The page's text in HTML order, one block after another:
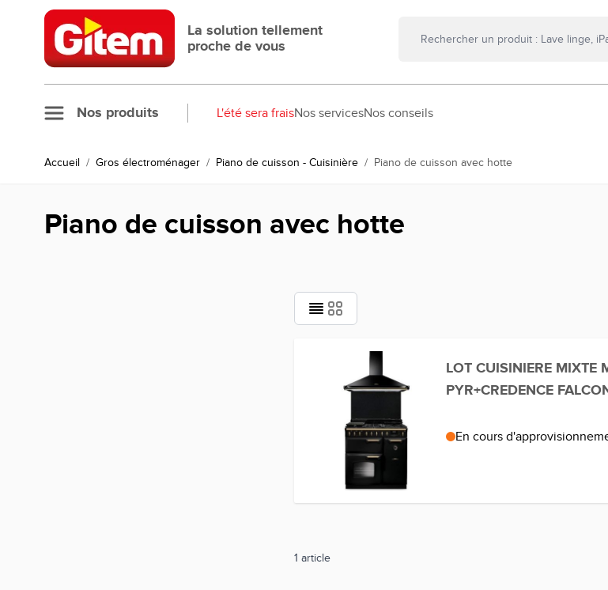
Allez au contenu
La solution tellement
proche de vous
Nos produits L'été sera fraisNos servicesNos conseils
Accueil / Gros électroménager / Piano de cuisson - Cuisinière / Piano de cuisson avec hotte
Piano de cuisson avec hotte
LOT CUISINIERE MIXTE
PYR+CREDENCE
En cours
1 article